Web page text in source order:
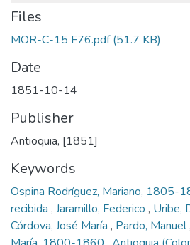
Files
MOR-C-15 F76.pdf(51.7 KB)
Date
1851-10-14
Publisher
Antioquia, [1851]
Keywords
Ospina Rodríguez, Mariano, 1805-
recibida , Jaramillo, Federico , Uribe,
Córdova, José María , Pardo, Manuel,